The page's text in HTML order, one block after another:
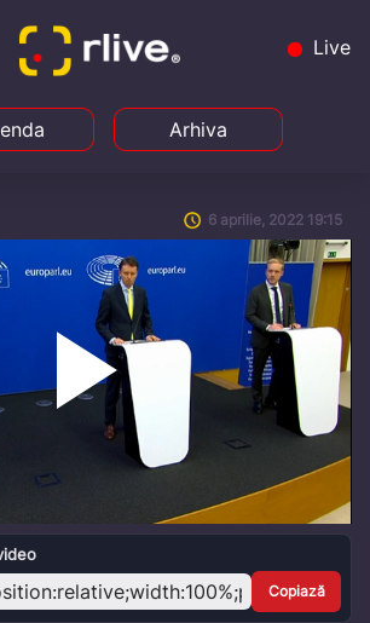
Live
Arhiva
6 aprilie, 2022 19:15
Play
Video
Copiază